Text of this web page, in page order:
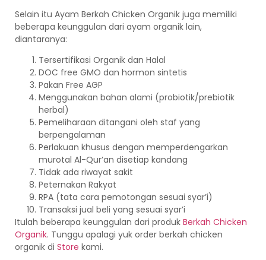
Selain itu Ayam Berkah Chicken Organik juga memiliki
beberapa keunggulan dari ayam organik lain,
diantaranya:
Tersertifikasi Organik dan Halal
DOC free GMO dan hormon sintetis
Pakan Free AGP
Menggunakan bahan alami (probiotik/prebiotik
herbal)
Pemeliharaan ditangani oleh staf yang
berpengalaman
Perlakuan khusus dengan memperdengarkan
murotal Al-Qur’an disetiap kandang
Tidak ada riwayat sakit
Peternakan Rakyat
RPA (tata cara pemotongan sesuai syar’i)
Transaksi jual beli yang sesuai syar’i
Itulah beberapa keunggulan dari produk Berkah Chicken
Organik. Tunggu apalagi yuk order berkah chicken
organik di Store kami.